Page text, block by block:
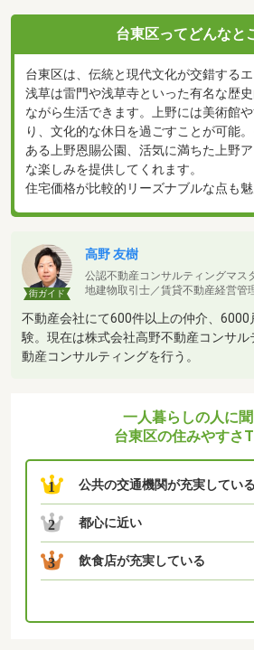
台東区ってどんなと
台東区は、伝統と現代文化が交錯するエ
浅草は雷門や浅草寺といった有名な歴
ながら生活できます。上野には美術館
り、文化的な休日を過ごすことが可能
ある上野恩賜公園、活気に満ちた上野
な楽しみを提供してくれます。
住宅価格が比較的リーズナブルな点も魅
街ガイド
高野 友樹
公認不動産コンサルティングマス
地建物取引士／賃貸不動産経営管
不動産会社にて600件以上の仲介、6000
験。現在は株式会社高野不動産コンサ
動産コンサルティングを行う。
一人暮らしの人に
台東区の住みやすさ
1 公共の交通機関が充実している
2 都心に近い
3 飲食店が充実している